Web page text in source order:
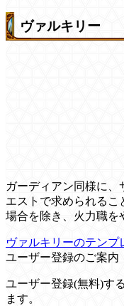
ヴァルキリー
ガーディアン同様に、
エストで求められるこ
場合を除き、火力職を
ヴァルキリーのテンプ
ユーザー登録のご案内
ユーザー登録(無料)す
ます。